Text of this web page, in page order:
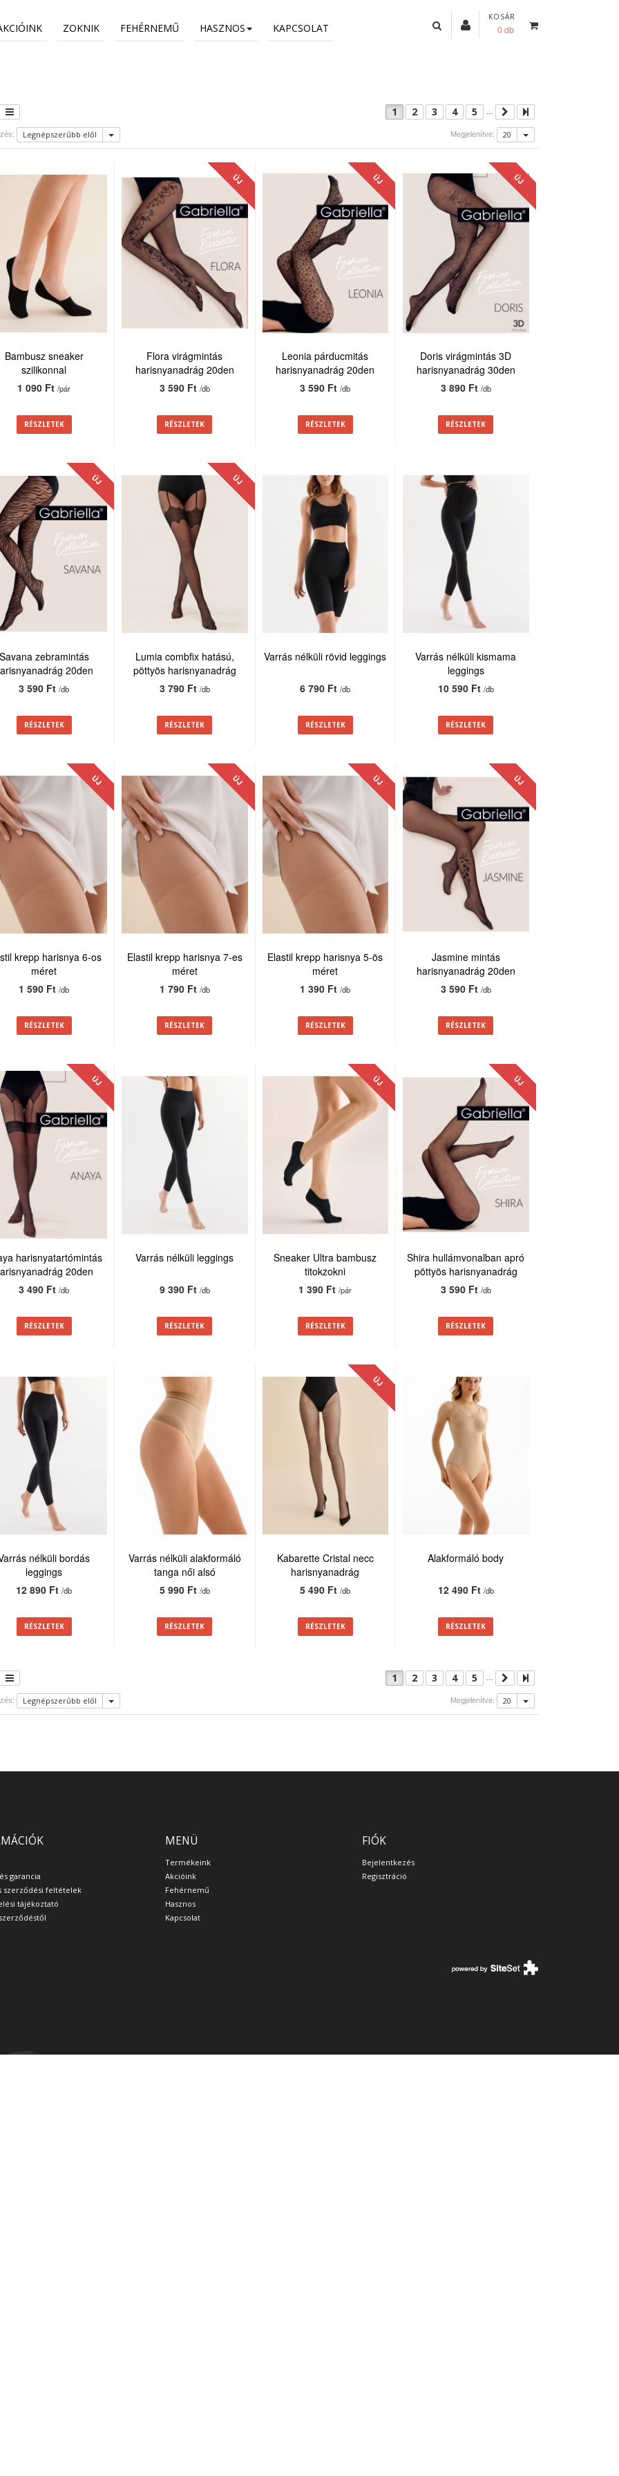
ZOKNIK FEHÉRNEMŰ HASZNOS KAPCSOLAT
KOSÁR
0 db
1 2 3 4 5
Legnépszerűbb elől Megjelenítve: 20
Bambusz sneaker
szilikonnal
1 090 Ft/pár
RÉSZLETEK
ÚJ
Flora virágmintás
harisnyanadrág 20den
3 590 Ft /db
RÉSZLETEK
ÚJ
Leonia párducmitás
harisnyanadrág 20den
3 590 Ft/db
RÉSZLETEK
ÚJ
Doris virágmintás 3D
harisnyanadrág 30den
3 890 Ft /db
RÉSZLETEK
ÚJ
zebramintás
20den
3 590 Ft/db
RÉSZLETEK
ÚJ
Lumia combfix hatású,
pöttyös harisnyanadrág
20den
3 790 Ft /db
RÉSZLETEK
Varrás nélküli rövid leggings
6 790 Ft/db
RÉSZLETEK
Varrás nélküli kismama
leggings
10 590 Ft /db
RÉSZLETEK
ÚJ
krepp harisnya 6-os
méret
1 590 Ft/db
RÉSZLETEK
ÚJ
Elastil krepp harisnya 7-es
méret
1 790 Ft /db
RÉSZLETEK
ÚJ
Elastil krepp harisnya 5-ös
méret
1 390 Ft/db
RÉSZLETEK
ÚJ
Jasmine mintás
harisnyanadrág 20den
3 590 Ft /db
RÉSZLETEK
ÚJ
harisnyatartómintás
20den
3 490 Ft/db
RÉSZLETEK
Varrás nélküli leggings
9 390 Ft /db
RÉSZLETEK
ÚJ
Sneaker Ultra bambusz
titokzokni
1 390 Ft/pár
RÉSZLETEK
ÚJ
Shira hullámvonalban apró
pöttyös harisnyanadrág
20den
3 590 Ft /db
RÉSZLETEK
nélküli bordás
leggings
12 890 Ft/db
RÉSZLETEK
Varrás nélküli alakformáló
tanga női alsó
5 990 Ft /db
RÉSZLETEK
ÚJ
Kabarette Cristal necc
harisnyanadrág
5 490 Ft/db
RÉSZLETEK
Alakformáló body
12 490 Ft /db
RÉSZLETEK
1 2 3 4 5
Legnépszerűbb elől Megjelenítve: 20
garancia
szerződési feltételek
tájékoztató
MENÜ
Termékeink
Akcióink
Fehérnemű
Hasznos
Kapcsolat
FIÓK
Bejelentkezés
Regisztráció